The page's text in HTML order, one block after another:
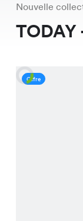
Nouvelle
TODAY
Offre